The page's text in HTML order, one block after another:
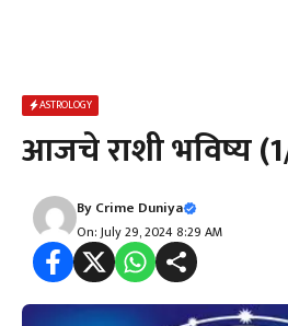
ASTROLOGY
आजचे राशी भविष्य
ByCrime Duniya
On: July 29, 2024 8:29 AM